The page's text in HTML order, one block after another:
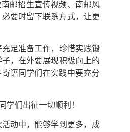
邮招生宣传视频、 南邮风
要时留下联系方式， 让更
足准备工作，珍惜实践锻
，在外要展现积极向上的
语同学们在实践中要充分
们出征一切顺利！
动中，能够学到更多，成